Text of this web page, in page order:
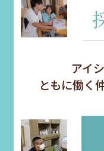
アイ
ともに働く